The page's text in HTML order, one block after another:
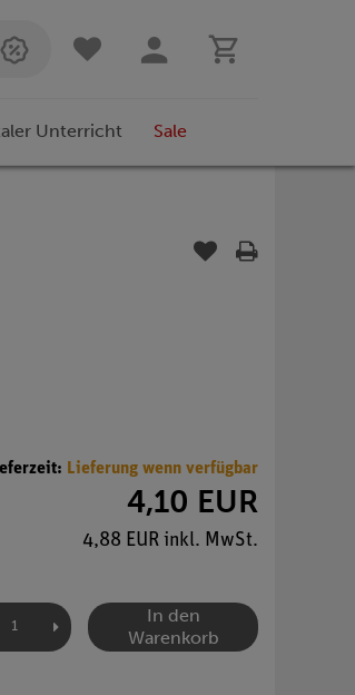
Unterricht Sale
Lieferung wenn verfügbar
4,10 EUR
4,88 EUR inkl. MwSt.
In den
Warenkorb